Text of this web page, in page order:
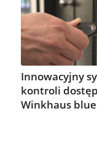
Innowacyjny
kontroli
Winkhaus